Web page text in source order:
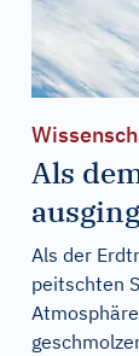
Als
ausging
Als der
peitschten